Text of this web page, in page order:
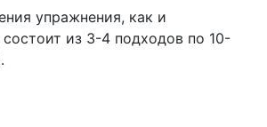
упражнения, как и
состоит из 3-4 подходов по 10-